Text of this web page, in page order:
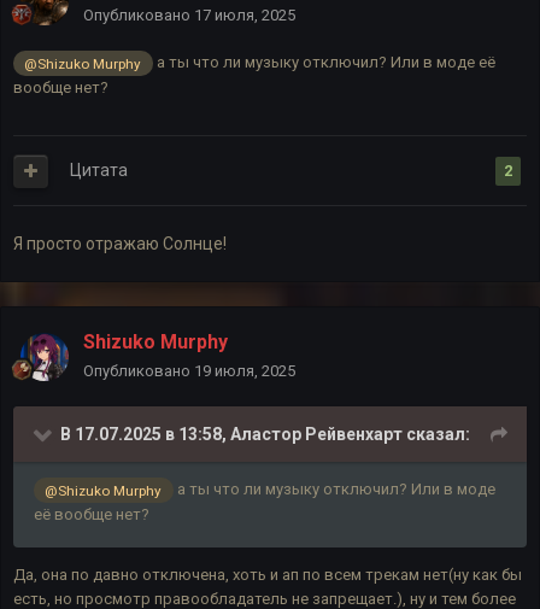
Опубликовано 17 июля, 2025
@Shizuko Murphy
а ты что ли музыку отключил? Или в моде её
вообще нет?
2
Цитата
Я просто отражаю Солнце!
Shizuko Murphy
Опубликовано 19 июля, 2025
В 17.07.2025 в 13:58, Аластор Рейвенхарт сказал:
@Shizuko Murphy
а ты что ли музыку отключил? Или в моде
её вообще нет?
Да, она по давно отключена, хоть и ап по всем трекам нет(ну как бы
есть, но просмотр правообладатель не запрещает.), ну и тем более